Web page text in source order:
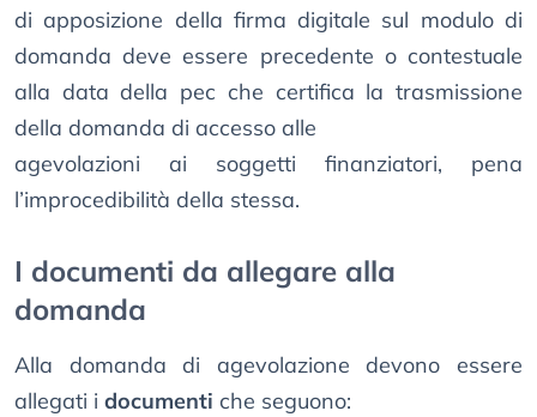
di apposizione della firma digitale sul modulo di
domanda deve essere precedente o contestuale
alla data della pec che certifica la trasmissione
della domanda di accesso alle
agevolazioni ai soggetti finanziatori, pena
l’improcedibilità della stessa.
I documenti da allegare alla
domanda
Alla domanda di agevolazione devono essere
allegati i documenti che seguono: